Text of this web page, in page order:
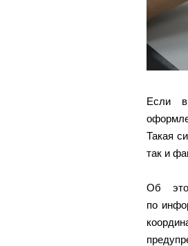
Если в
Такая
так и
Об
по